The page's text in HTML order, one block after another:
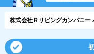
株式会社Ｒリビングカンパニ